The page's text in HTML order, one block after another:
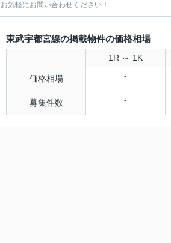
お気軽にお問い合わせください！
東武宇都宮線の掲載物件の価格相場
1R ～ 1K
価格相場 -
募集件数 -